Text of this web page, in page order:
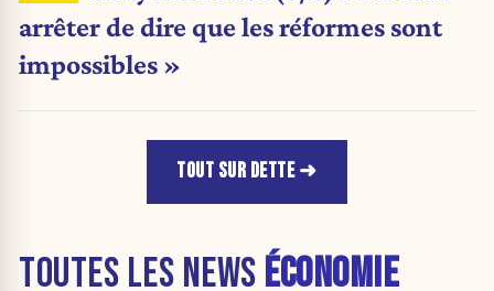
arrêter de dire que les réformes sont
impossibles »
TOUT SUR DETTE
TOUTES LES NEWS ÉCONOMIE